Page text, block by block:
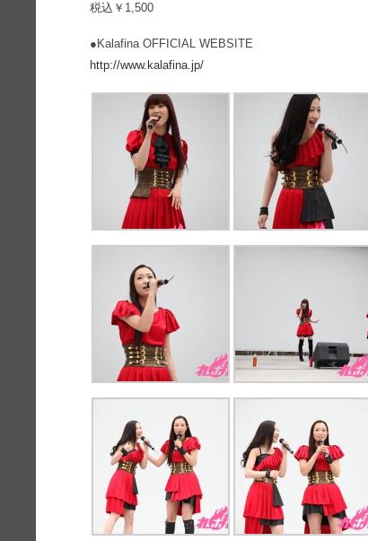
税込￥1,500
●Kalafina OFFICIAL WEBSITE
http://www.kalafina.jp/